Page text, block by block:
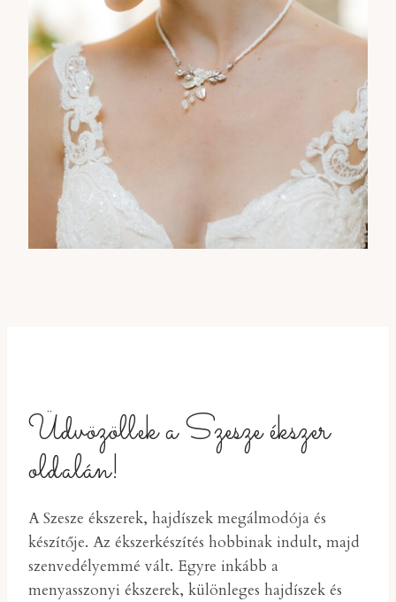
Üdvözöllek a Szesze ékszer
oldalán!
A Szesze ékszerek, hajdíszek megálmodója és
készítője. Az ékszerkészítés hobbinak indult, majd
szenvedélyemmé vált. Egyre inkább a
menyasszonyi ékszerek, különleges hajdíszek és